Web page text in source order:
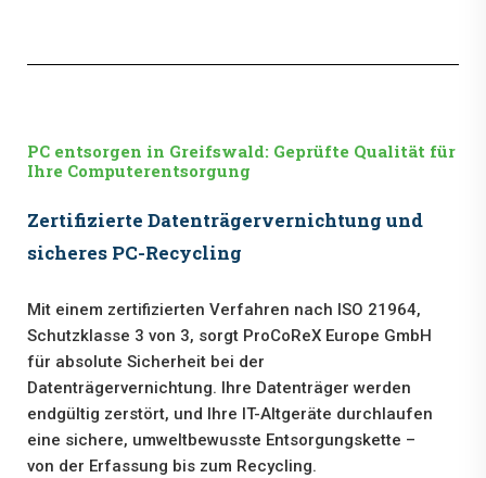
PC entsorgen in Greifswald: Geprüfte Qualität für
Ihre Computerentsorgung
Zertifizierte Datenträgervernichtung und
sicheres PC-Recycling
Mit einem zertifizierten Verfahren nach ISO 21964,
Schutzklasse 3 von 3, sorgt ProCoReX Europe GmbH
für absolute Sicherheit bei der
Datenträgervernichtung. Ihre Datenträger werden
endgültig zerstört, und Ihre IT-Altgeräte durchlaufen
eine sichere, umweltbewusste Entsorgungskette –
von der Erfassung bis zum Recycling.